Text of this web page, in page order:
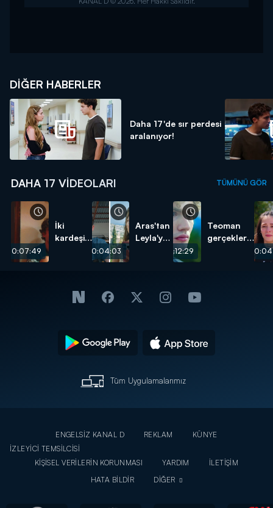
DIĞER HABERLER
Daha 17'de sır perdesi
aralanıyor!
DAHA 17 VIDEOLARI TÜMÜNÜ GÖR
00:07:49
İki
kardeşin
00:04:03
Aras'tan
Leyla'ya
00:12:29
Teoman
gerçeklerin
Tüm Uygulamalarımız
ENGELSİZ KANAL D REKLAM
KÜNYE
İZLEYİCİ TEMSİLCİSİ
KİŞİSEL VERİLERİN KORUNMASI
YARDIM
İLETİŞİM
HATA BİLDİR
DİĞER